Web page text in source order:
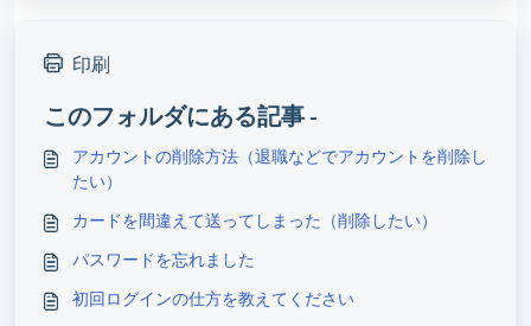
印刷
このフォルダにある記事 -
アカウントの削除方法（退職などでアカウントを削除し
たい）
カードを間違えて送ってしまった（削除したい）
パスワードを忘れました
初回ログインの仕方を教えてください